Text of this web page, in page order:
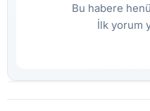
Bu habere
İlk yorum